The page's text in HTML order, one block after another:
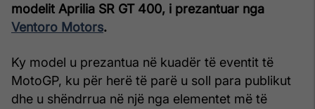
modelit Aprilia SR GT 400, i prezantuar nga
Ventoro Motors.
Ky model u prezantua në kuadër të eventit të
MotoGP, ku për herë të parë u soll para publikut
dhe u shëndrrua në një nga elementet më të